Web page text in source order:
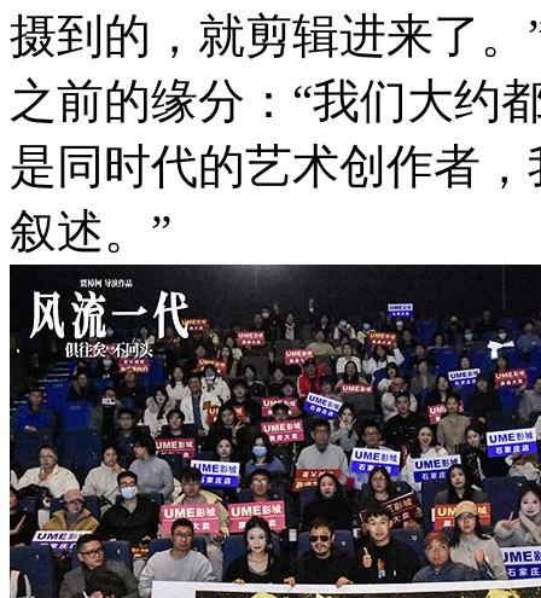
摄到的，就剪辑进来了
之前的缘分：“我们大约
是同时代的艺术创作者
叙述。”